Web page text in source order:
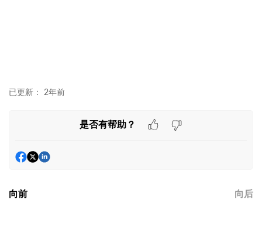
已更新： 2年前
是否有帮助？
向前 向后